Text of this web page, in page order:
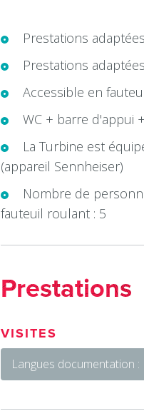
Prestations
Prestations
Accessible en
WC + barre d'appui
La Turbine est
(appareil Sennheiser)
Nombre de
fauteuil roulant : 5
Prestations
VISITES
Langues documentation :